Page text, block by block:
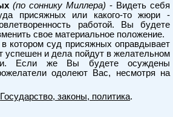
(по соннику Миллера) - Видеть себя
присяжных или какого-то жюри -
работой. Вы будете
свое материальное положение.
котором суд присяжных оправдывает
успешен и дела пойдут в желательном
Если же Вы будете осуждены
одолеют Вас, несмотря на
Государство, законы, политика.